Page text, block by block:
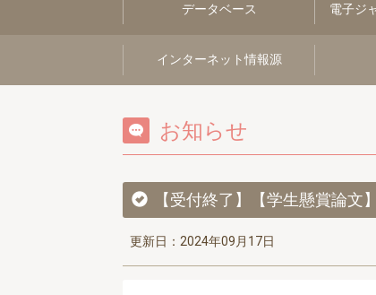
データベース 電子ジ
インターネット情報源
お知らせ
【受付終了】【学生懸賞論文
更新日：2024年09月17日